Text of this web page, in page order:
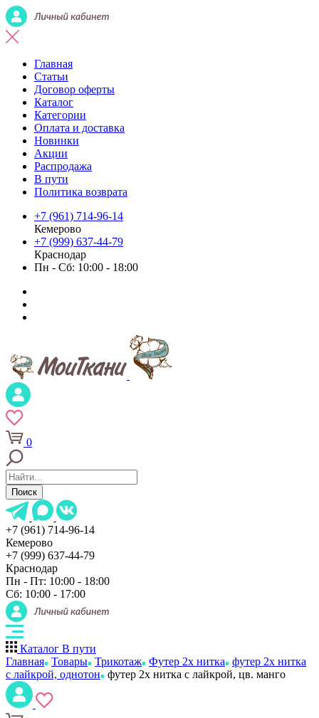
Главная
Статьи
Договор оферты
Каталог
Категории
Оплата и доставка
Новинки
Акции
Распродажа
В пути
Политика возврата
+7 (961) 714-96-14
Кемерово
+7 (999) 637-44-79
Краснодар
Пн - Сб: 10:00 - 18:00
0
Поиск
+7 (961) 714-96-14
Кемерово
+7 (999) 637-44-79
Краснодар
Пн - Пт: 10:00 - 18:00
Сб: 10:00 - 17:00
Каталог В пути
Главная Товары Трикотаж Футер 2х нитка
футер 2х нитка
с лайкрой, однотон
футер 2х нитка с лайкрой, цв. манго